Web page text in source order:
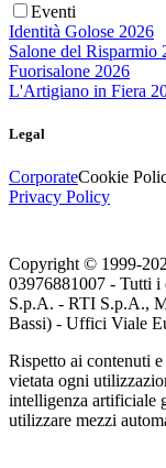
Eventi
Identità Golose 2026
Salone del Risparmio
Fuorisalone 2026
L'Artigiano in Fiera
Legal
CorporateCookie
Privacy Policy
Copyright © 1999-
03976881007 - Tutti
S.p.A. - RTI S.p.A.,
Bassi) - Uffici Viale
Rispetto ai contenuti
vietata ogni
intelligenza artificiale
utilizzare mezzi